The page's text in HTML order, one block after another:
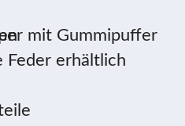
mit Gummipuffer
Feder erhältlich